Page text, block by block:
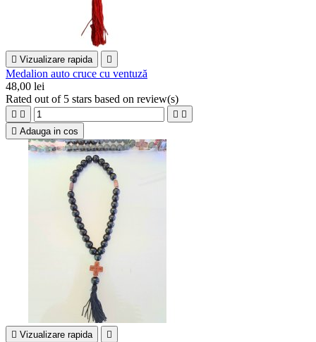
 Vizualizare rapida 
Medalion auto cruce cu ventuză
48,00 lei
Rated out of 5 stars based on review(s)
   
 Adauga in cos
 Vizualizare rapida 